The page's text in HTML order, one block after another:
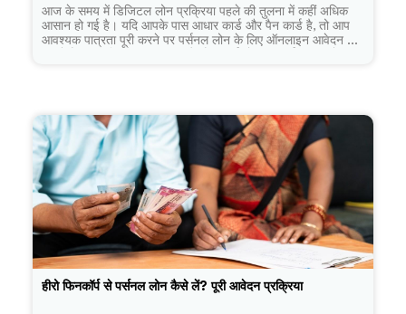
आज के समय में डिजिटल लोन प्रक्रिया पहले की तुलना में कहीं अधिक
आसान हो गई है। यदि आपके पास आधार कार्ड और पैन कार्ड है, तो आप
आवश्यक पात्रता पूरी करने पर पर्सनल लोन के लिए ऑनलाइन आवेदन कर
हीरो फिनकॉर्प से पर्सनल लोन कैसे लें? पूरी आवेदन प्रक्रिया